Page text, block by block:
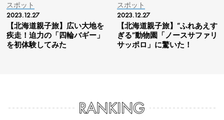
スポット
2023.12.27
【北海道親子旅】広い大地を
疾走！迫力の「四輪バギー」
を初体験してみた
スポット
2023.12.27
【北海道親子旅】“ふれあえす
ぎる”動物園「ノースサファリ
サッポロ」に驚いた！